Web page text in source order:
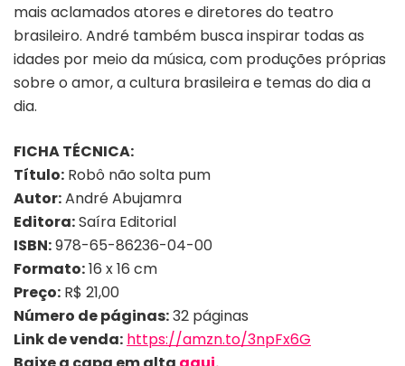
mais aclamados atores e diretores do teatro
brasileiro. André também busca inspirar todas as
idades por meio da música, com produções próprias
sobre o amor, a cultura brasileira e temas do dia a
dia.
FICHA TÉCNICA:
Título: Robô não solta pum
Autor:André Abujamra
Editora:Saíra Editorial
ISBN:978-65-86236-04-00
Formato:16 x 16 cm
Preço: R$ 21,00
Número de páginas:32 páginas
Link de venda: https://amzn.to/3npFx6G